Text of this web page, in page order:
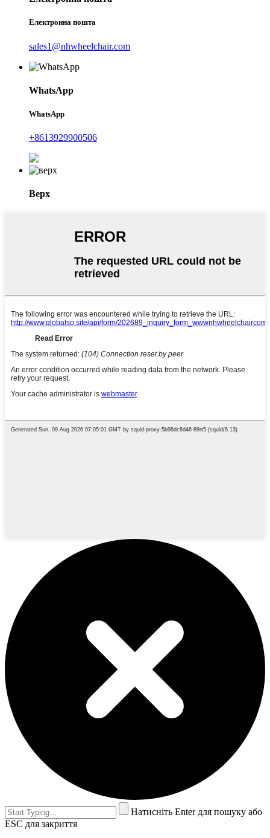
Електронна пошта
sales1@nhwheelchair.com
WhatsApp
WhatsApp
+8613929900506
Верх
Натисніть Enter для пошуку або
ESC для закриття